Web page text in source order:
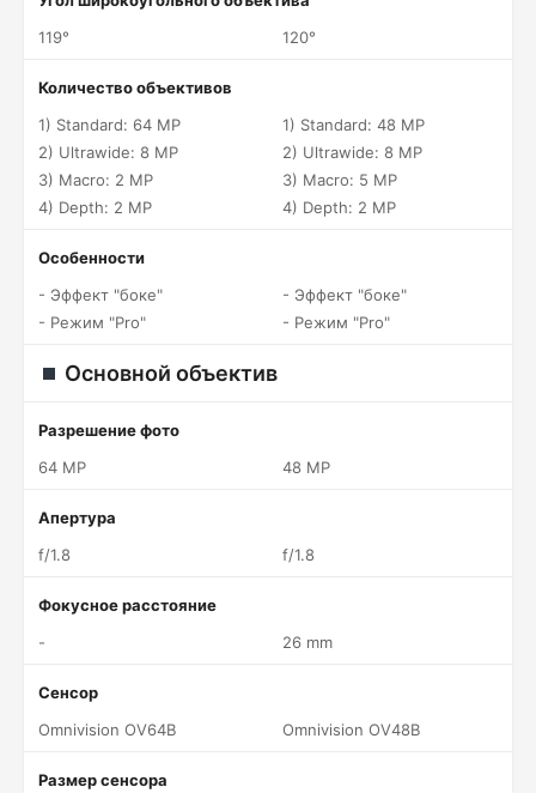
119°
120°
Количество объективов
1) Standard: 64 MP
2) Ultrawide: 8 MP
3) Macro: 2 MP
4) Depth: 2 MP
1) Standard: 48 MP
2) Ultrawide: 8 MP
3) Macro: 5 MP
4) Depth: 2 MP
Особенности
- Эффект "боке"
- Режим "Pro"
- Эффект "боке"
- Режим "Pro"
Основной объектив
Разрешение фото
64 MP
48 MP
Апертура
f/1.8
f/1.8
Фокусное расстояние
-
26 mm
Сенсор
Omnivision OV64B
Omnivision OV48B
Размер сенсора